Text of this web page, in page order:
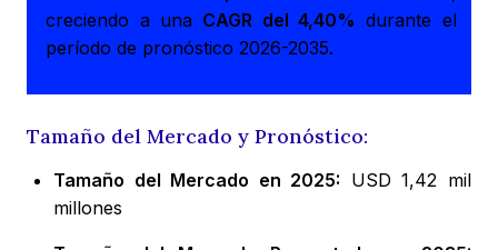
creciendo a una CAGR del 4,40% durante el
período de pronóstico 2026-2035.
Tamaño del Mercado y Pronóstico:
Tamaño del Mercado en 2025: USD 1,42 mil
millones